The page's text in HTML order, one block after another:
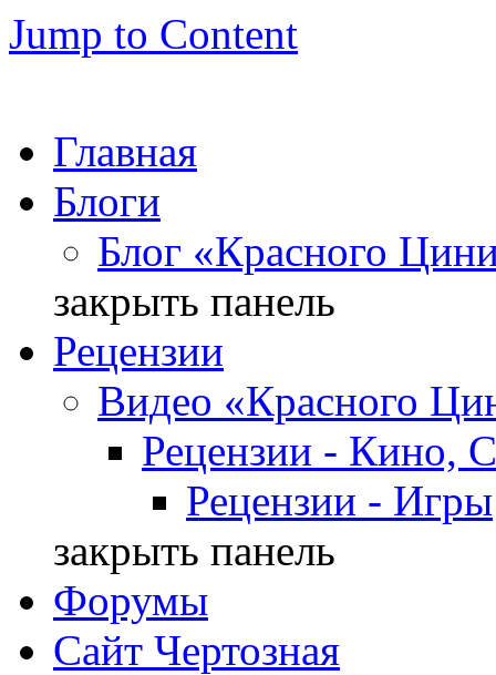
Jump to Content
Главная
Блоги
Блог «Красного
закрыть панель
Рецензии
Видео «Красного
Рецензии - Кино,
Рецензии - Игры
закрыть панель
Форумы
Сайт Чертозная